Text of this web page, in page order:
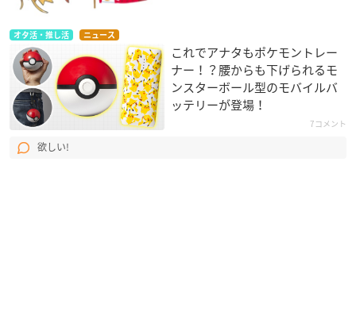
オタ活・推し活 ニュース
これでアナタもポケモントレー
ナー！？腰からも下げられるモ
ンスターボール型のモバイルバ
ッテリーが登場！
7コメント
欲しい!